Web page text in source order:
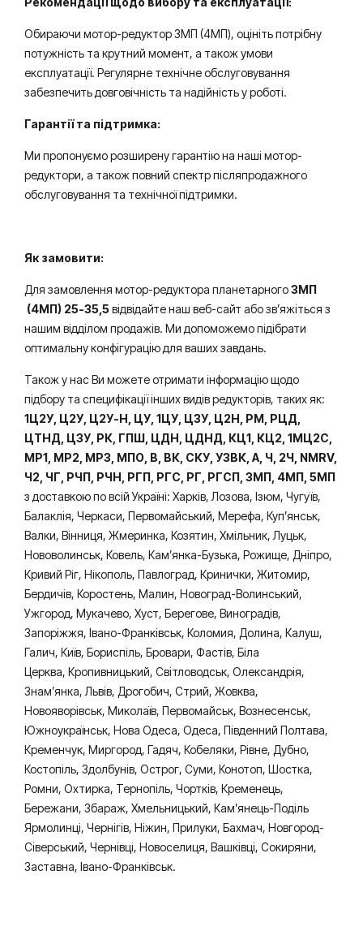
Обираючи мотор-редуктор 3МП (4МП), оцініть потрібну
потужність та крутний момент, а також умови
експлуатації. Регулярне технічне обслуговування
забезпечить довговічність та надійність у роботі.
Гарантії та підтримка:
Ми пропонуємо розширену гарантію на наші мотор-
редуктори, а також повний спектр післяпродажного
обслуговування та технічної підтримки.
Як замовити:
Для замовлення мотор-редуктора планетарного3МП
(4МП) 25-35,5відвідайте наш веб-сайт або зв’яжіться з
нашим відділом продажів. Ми допоможемо підібрати
оптимальну конфігурацію для ваших завдань.
Також у нас Ви можете отримати інформацію щодо
підбору та специфікації інших видів редукторів, таких як:
1Ц2У, Ц2У, Ц2У-Н, ЦУ, 1ЦУ, Ц3У, Ц2Н, РМ, РЦД,
ЦТНД, ЦЗУ, РК, ГПШ, ЦДН, ЦДНД, КЦ1, КЦ2, 1МЦ2С,
МР1, МР2, МР3, МПО, В, ВК, СКУ, УЗВК, А, Ч, 2Ч, NMRV,
Ч2, ЧГ, РЧП, РЧН, РГП, РГС, РГ, РГСП, 3МП, 4МП, 5МП
з доставкою по всій Україні: Харків, Лозова, Ізюм, Чугуїв,
Балаклія, Черкаси, Первомайський, Мерефа, Куп’янськ,
Валки, Вінниця, Жмеринка, Козятин, Хмільник, Луцьк,
Нововолинськ, Ковель, Кам’янка-Бузька, Рожище, Дніпро,
Кривий Ріг, Нікополь, Павлоград, Кринички, Житомир,
Бердичів, Коростень, Малин, Новоград-Волинський,
Ужгород, Мукачево, Хуст, Берегове, Виноградів,
Запоріжжя, Івано-Франківськ, Коломия, Долина, Калуш,
Галич, Київ, Бориспіль, Бровари, Фастів, Біла
Церква, Кропивницький, Світловодськ, Олександрія,
Знам’янка, Львів, Дрогобич, Стрий, Жовква,
Новояворівськ, Миколаїв, Первомайськ, Вознесенськ,
Южноукраїнськ, Нова Одеса, Одеса, Південний Полтава,
Кременчук, Миргород, Гадяч, Кобеляки, Рівне, Дубно,
Костопіль, Здолбунів, Острог, Суми, Конотоп, Шостка,
Ромни, Охтирка, Тернопіль, Чортків, Кременець,
Бережани, Збараж, Хмельницький, Кам’янець-Поділь
Ярмолинці, Чернігів, Ніжин, Прилуки, Бахмач, Новгород-
Сіверський, Чернівці, Новоселиця, Вашківці, Сокиряни,
Заставна, Івано-Франківськ.